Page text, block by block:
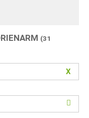
(31
X